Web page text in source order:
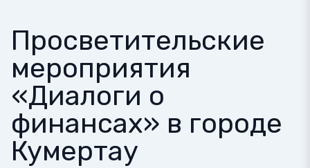
Просветительские
мероприятия
«Диалоги о
финансах» в городе
Кумертау